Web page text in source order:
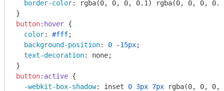
border-color: rgba(0, 0, 0, 0.1) rgba(0, 0, 0,
button:hover {
color: #fff;
background-position: 0 -15px;
text-decoration: none;
button:active {
-webkit-box-shadow: inset 0 3px 7px rgba(0, 0, 0,